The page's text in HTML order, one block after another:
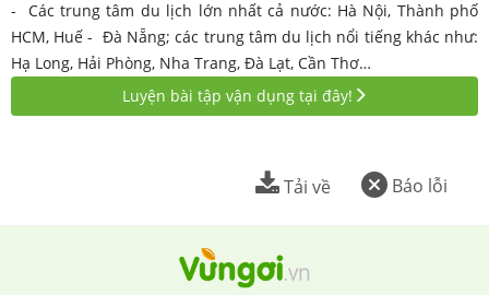
- Các trung tâm du lịch lớn nhất cả nước: Hà Nội, Thành phố
HCM, Huế - Đà Nẵng; các trung tâm du lịch nổi tiếng khác như:
Hạ Long, Hải Phòng, Nha Trang, Đà Lạt, Cần Thơ…
Luyện bài tập vận dụng tại đây!
Báo lỗi
Tải về